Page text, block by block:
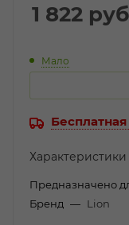
1 822
Мало
Характеристики
Предназначено
Бренд — Lion